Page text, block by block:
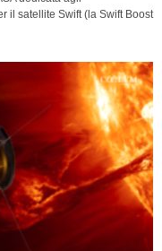
il satellite Swift (la Swift Boost